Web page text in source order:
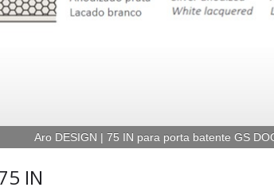
Aro DESIGN | 75 IN para porta batente GS
IN